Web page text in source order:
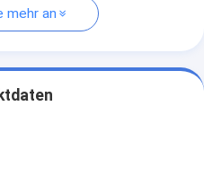
mehr an